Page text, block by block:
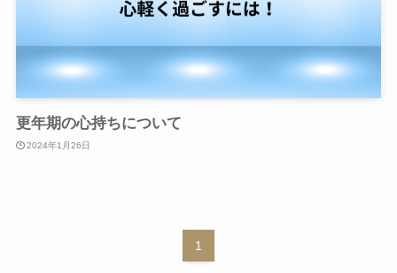
更年期の心持ちについて
2024年1月26日
1